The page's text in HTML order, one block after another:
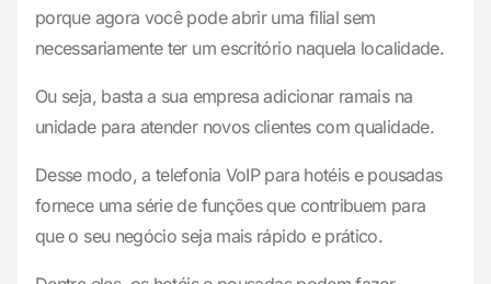
porque agora você pode abrir uma filial sem
necessariamente ter um escritório naquela localidade.
Ou seja, basta a sua empresa adicionar ramais na
unidade para atender novos clientes com qualidade.
Desse modo, a telefonia VoIP para hotéis e pousadas
fornece uma série de funções que contribuem para
que o seu negócio seja mais rápido e prático.